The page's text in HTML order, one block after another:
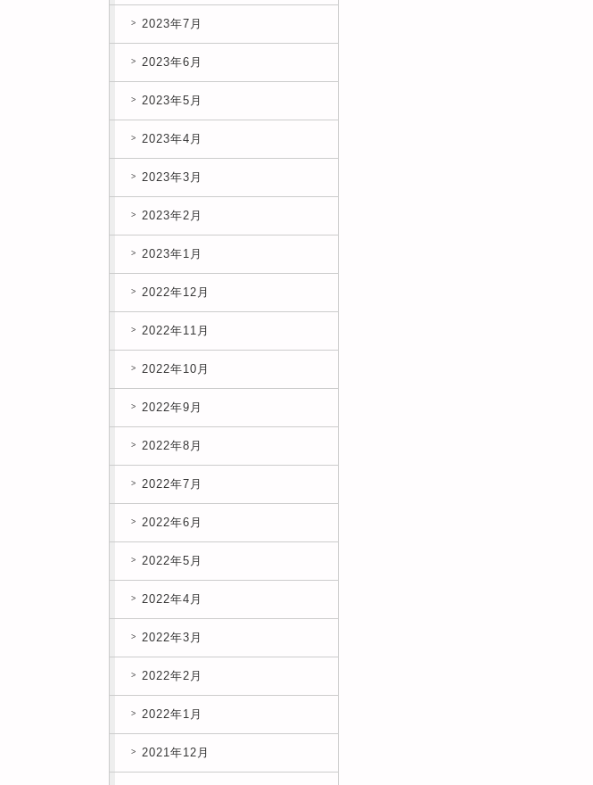
2023年7月
2023年6月
2023年5月
2023年4月
2023年3月
2023年2月
2023年1月
2022年12月
2022年11月
2022年10月
2022年9月
2022年8月
2022年7月
2022年6月
2022年5月
2022年4月
2022年3月
2022年2月
2022年1月
2021年12月